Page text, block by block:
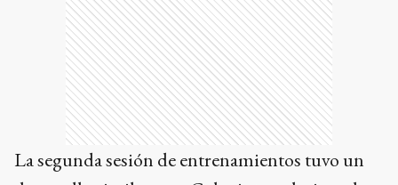
La segunda sesión de entrenamientos tuvo un